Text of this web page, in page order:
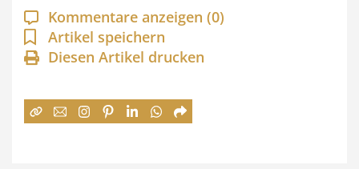
a
n
n
:
Kommentare anzeigen (0)
Artikel speichern
Diesen Artikel drucken